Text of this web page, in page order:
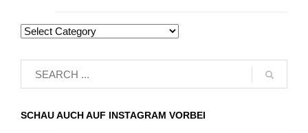
SCHAU AUCH AUF INSTAGRAM VORBEI